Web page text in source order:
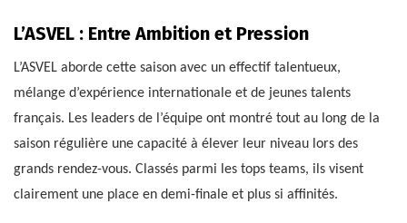
L’ASVEL : Entre Ambition et Pression
L’ASVEL aborde cette saison avec un effectif talentueux,
mélange d’expérience internationale et de jeunes talents
français. Les leaders de l’équipe ont montré tout au long de la
saison régulière une capacité à élever leur niveau lors des
grands rendez-vous. Classés parmi les tops teams, ils visent
clairement une place en demi-finale et plus si affinités.